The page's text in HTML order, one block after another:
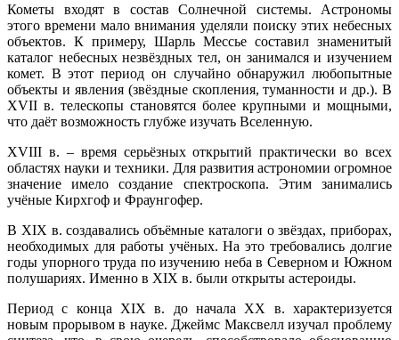
Кометы входят в состав Солнечной системы. Астрономы
этого времени мало внимания уделяли поиску этих небесных
объектов. К примеру, Шарль Мессье составил знаменитый
каталог небесных незвёздных тел, он занимался и изучением
комет. В этот период он случайно обнаружил любопытные
объекты и явления (звёздные скопления, туманности и др.). В
XVII в. телескопы становятся более крупными и мощными,
что даёт возможность глубже изучать Вселенную.
XVIII в. – время серьёзных открытий практически во всех
областях науки и техники. Для развития астрономии огромное
значение имело создание спектроскопа. Этим занимались
учёные Кирхгоф и Фраунгофер.
В XIX в. создавались объёмные каталоги о звёздах, приборах,
необходимых для работы учёных. На это требовались долгие
годы упорного труда по изучению неба в Северном и Южном
полушариях. Именно в XIX в. были открыты астероиды.
Период с конца XIX в. до начала XX в. характеризуется
новым прорывом в науке. Джеймс Максвелл изучал проблему